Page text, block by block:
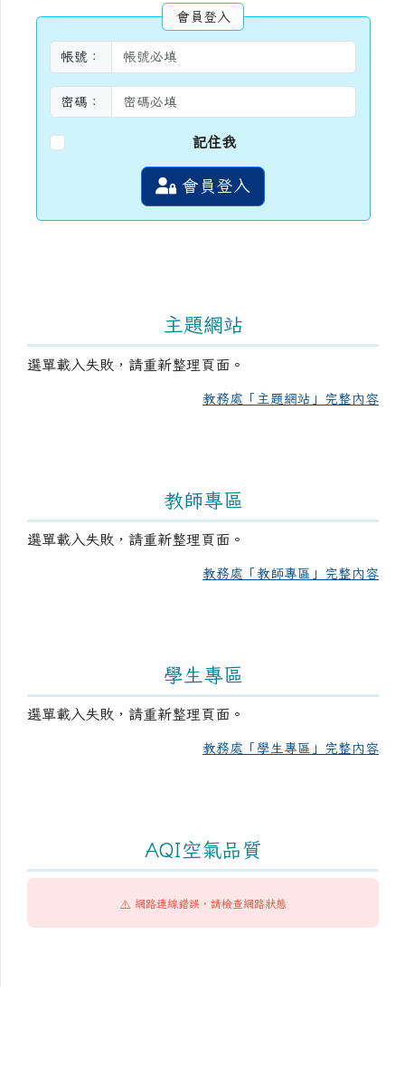
會員登入
帳號：
密碼：
記住我
會員登入
主題網站
選單載入失敗，請重新整理頁面。
教務處「主題網站」完整內容
教師專區
選單載入失敗，請重新整理頁面。
教務處「教師專區」完整內容
學生專區
選單載入失敗，請重新整理頁面。
教務處「學生專區」完整內容
AQI空氣品質
⚠️ 網路連線錯誤，請檢查網路狀態